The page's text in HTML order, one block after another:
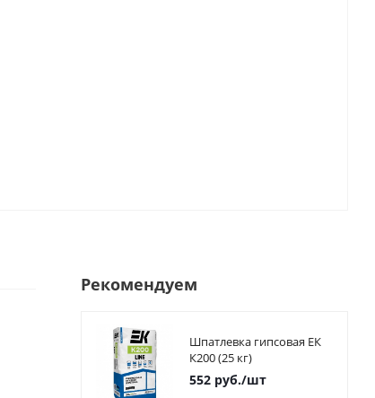
Рекомендуем
Шпатлевка гипсовая ЕК
К200 (25 кг)
552руб./шт